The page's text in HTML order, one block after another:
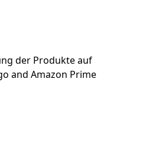
der Produkte auf
and Amazon Prime